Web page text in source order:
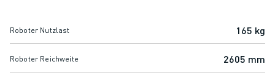
ROBOSHOT SOFTWARE
Roboter Nutzlast 165 kg
Roboter Reichweite 2605 mm